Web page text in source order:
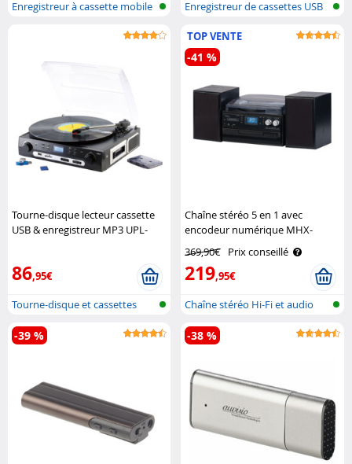
Enregistreur à cassette mobile
Enregistreur de cassettes USB
Tourne-disque lecteur cassette
USB & enregistreur MP3 UPL-
86,95€
Tourne-disque et cassettes
USB
TOP VENTE
Chaîne stéréo 5 en 1 avec
encodeur numérique MHX-
369,90€ Prix conseillé
219,95€
-41 %
Chaîne stéréo Hi-Fi et audio
pour n..
-39 % -38 %